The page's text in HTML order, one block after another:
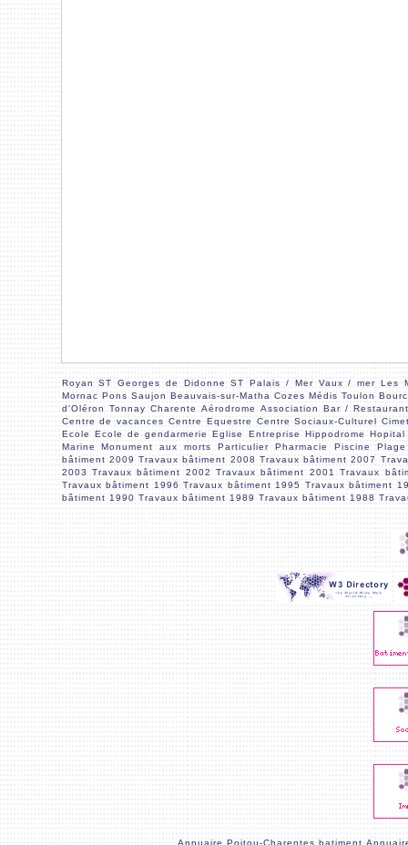
Royan ST Georges de Didonne ST Palais / Mer Vaux / mer Les
Mornac Pons Saujon Beauvais-sur-Matha Cozes Médis Toulon
d'Oléron
Tonnay Charente Aérodrome Association
Bar /
Centre de vacances Centre Equestre Centre Sociaux-Culturel
Ecole
Ecole de gendarmerie Eglise Entreprise Hippodrome
Hopital
Marine
Monument aux morts Particulier Pharmacie Piscine
Plage
bâtiment 2009 Travaux bâtiment 2008 Travaux bâtiment 2007
2003
Travaux bâtiment 2002 Travaux bâtiment 2001
Travaux
Travaux bâtiment 1996 Travaux bâtiment 1995
Travaux bâtiment
bâtiment 1990 Travaux bâtiment 1989 Travaux bâtiment 1988
Annuaire Poitou-Charentes batiment